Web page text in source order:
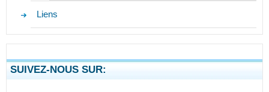
Liens
SUIVEZ-NOUS SUR: